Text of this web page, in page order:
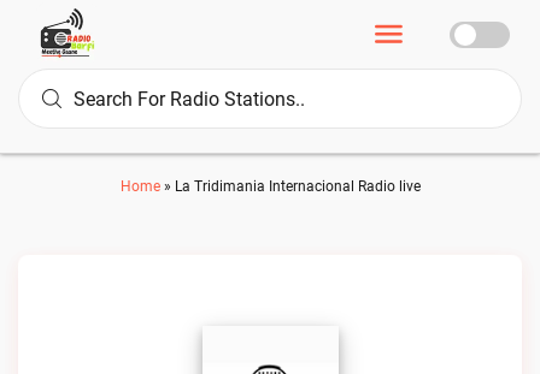
Home» La Tridimania Internacional Radio live